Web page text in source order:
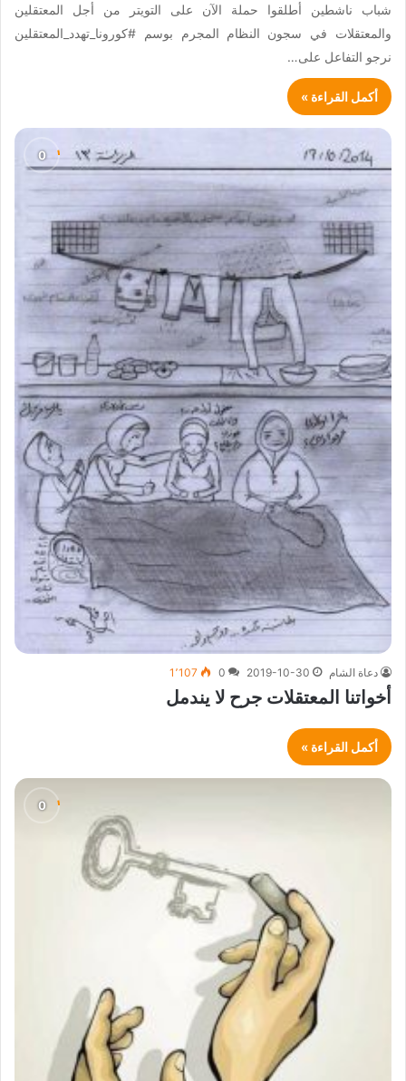
شباب ناشطين أطلقوا حملة الآن على التويتر من أجل المعتقلين
والمعتقلات في سجون النظام المجرم بوسم #كورونا_تهدد_المعتقلين
نرجو التفاعل على…
أكمل القراءة »
دعاة الشام 2019-10-30
0 1٬107
أخواتنا المعتقلات جرح لا يندمل
أكمل القراءة »